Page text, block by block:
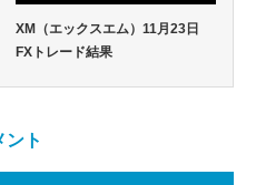
XM（エックスエム）11月23日
FXトレード結果
ント